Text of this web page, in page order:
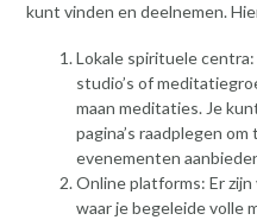
kunt vinden en deelnemen.
Lokale spirituele
studio’s of
maan meditaties. Je
pagina’s raadplegen
evenementen
Online platforms: Er
waar je begeleide volle